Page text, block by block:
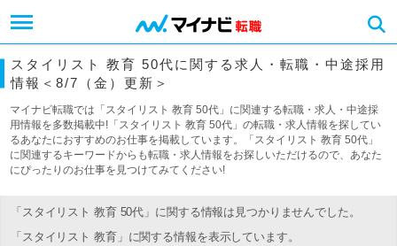
スタイリスト 教育 50代に関する求人・転職・中途採用
情報＜8/7（金）更新＞
マイナビ転職では「スタイリスト 教育 50代」に関連する転職・求人・中途採
用情報を多数掲載中!「スタイリスト 教育 50代」の転職・求人情報を探してい
るあなたにおすすめのお仕事を掲載しています。「スタイリスト 教育 50代」
に関連するキーワードからも転職・求人情報をお探しいただけるので、あなた
にぴったりのお仕事を見つけてみてください!
「スタイリスト 教育 50代」に関する情報は見つかりませんでした。
「スタイリスト 教育」に関する情報を表示しています。